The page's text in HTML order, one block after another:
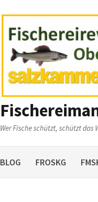
Wer Fische schützt, schützt das
BLOG FROSKG